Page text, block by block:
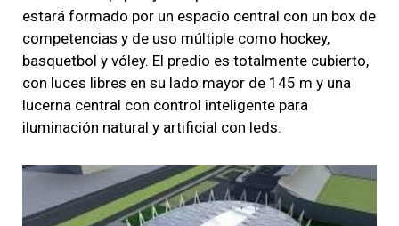
estará formado por un espacio central con un box de
competencias y de uso múltiple como hockey,
basquetbol y vóley. El predio es totalmente cubierto,
con luces libres en su lado mayor de 145 m y una
lucerna central con control inteligente para
iluminación natural y artificial con leds.